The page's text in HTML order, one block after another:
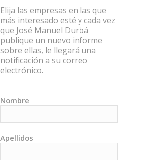
Elija las empresas en las que
más interesado esté y cada vez
que José Manuel Durbá
publique un nuevo informe
sobre ellas, le llegará una
notificación a su correo
electrónico.
Nombre
Apellidos